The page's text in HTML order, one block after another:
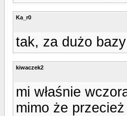
Ka_r0
tak, za dużo bazy
kiwaczek2
mi właśnie
mimo że